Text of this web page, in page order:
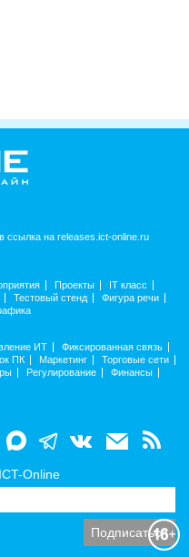
ссылка на releases.ict-online.ru
Проекты
IT класс
Тестовый стенд
Фигура речи
ИТ
Фиксированная связь
ПК Маркетинг
Торговые сети
Регулирование
Финансы
Online